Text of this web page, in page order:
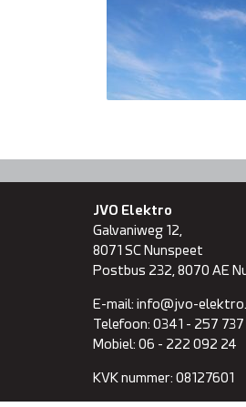
JVO Elektro
Galvaniweg 12,
8071 SCNunspeet
Postbus 232, 8070 AE
E-mail: info@jvo-
Telefoon: 0341 - 257 737
Mobiel: 06 - 222 092 24
KVK nummer: 08127601